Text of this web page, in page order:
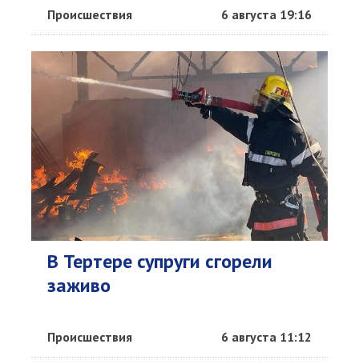
Происшествия 6 августа 19:16
В Тертере супруги сгорели
заживо
Происшествия 6 августа 11:12